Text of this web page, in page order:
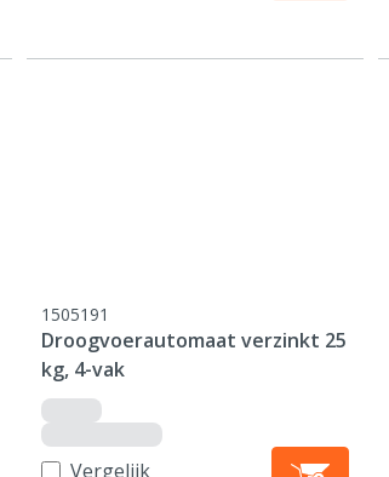
1505191
Droogvoerautomaat verzinkt 25
kg, 4-vak
Vergelijk